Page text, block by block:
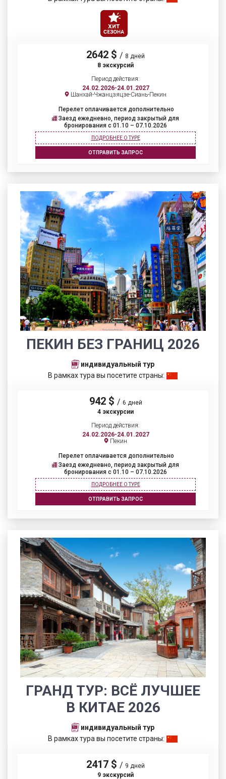
2642 $ / 8 дней
8 экскурсий
Период действия:
24.02.2026-24.01.2027
Шанхай-Чжанцзяцзе-Сиань-Пекин
Перелет оплачивается дополнительно
Заезд ежедневно, период закрытый для
бронирования c 01.10 – 07.10.2026
ПОДРОБНЕЕ О ТУРЕ
ОТПРАВИТЬ ЗАПРОС
ПЕКИН БЕЗ ГРАНИЦ 2026
индивидуальный тур
В рамках тура вы посетите страны:
942 $ / 6 дней
4 экскурсии
Период действия:
24.02.2026-24.01.2027
Пекин
Перелет оплачивается дополнительно
Заезд ежедневно, период закрытый для
бронирования c 01.10 – 07.10.2026
ПОДРОБНЕЕ О ТУРЕ
ОТПРАВИТЬ ЗАПРОС
ГРАНД ТУР: ВСЁ ЛУЧШЕЕ
В КИТАЕ 2026
индивидуальный тур
В рамках тура вы посетите страны:
2417 $ / 9 дней
9 экскурсий